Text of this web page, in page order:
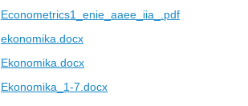
Econometrics1_enie_aaee_iia_.pdf
ekonomika.docx
Ekonomika.docx
Ekonomika_1-7.docx